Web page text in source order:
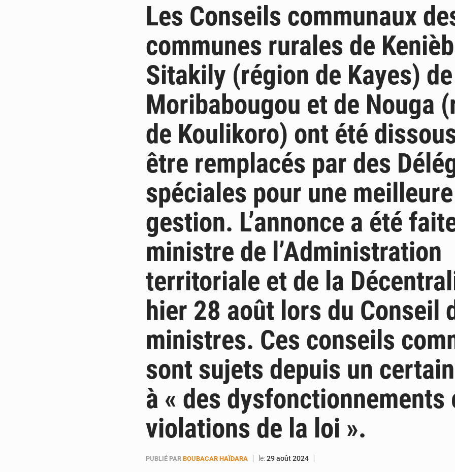
6 août 2026 Dr Abdrahamane Tamboura, économiste
6 août 2026 Ports ouest-africains : la bataille du fret
6 août 2026 AfroBasket U18 : Le Mali défend sa double
Les Conseils communaux
communes rurales de
Sitakily (région de Kayes) de
Moribabougou et de Nouga
de Koulikoro) ont été
être remplacés par des
spéciales pour une meilleure
gestion. L’annonce a été
ministre de l’Administration
territoriale et de la
hier 28 août lors du Conseil
ministres. Ces conseils
sont sujets depuis un
à « des dysfonctionnements
violations de la loi ».
PUBLIÉ PAR BOUBACAR HAÏDARA le:29 août 2024